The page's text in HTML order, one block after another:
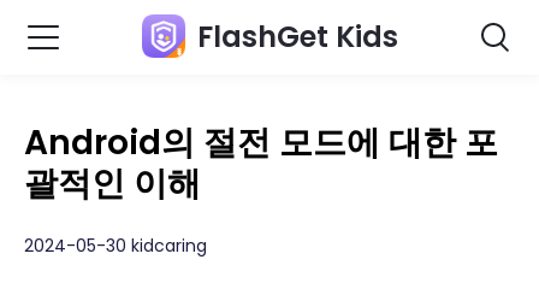
FlashGet Kids
Android의 절전 모드에 대한 포
괄적인 이해
2024-05-30 kidcaring